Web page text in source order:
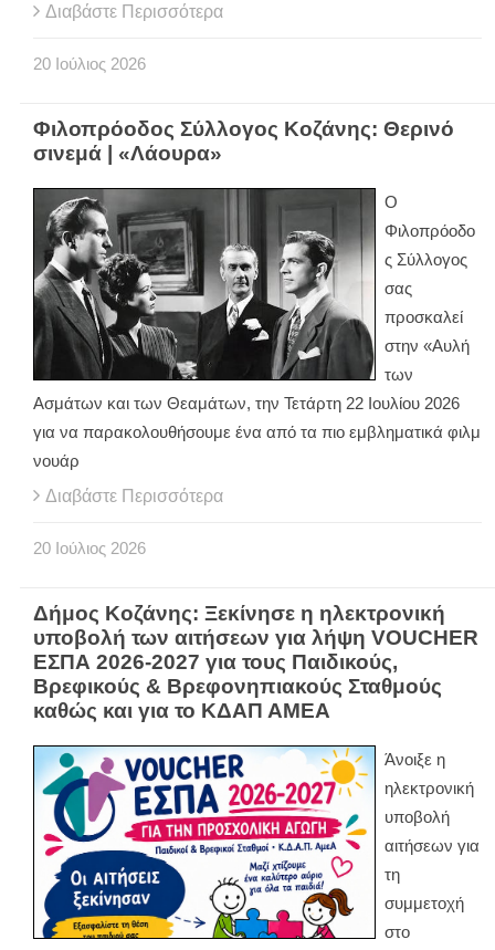
Διαβάστε Περισσότερα
20 Ιούλιος 2026
Φιλοπρόοδος Σύλλογος Κοζάνης: Θερινό
σινεμά | «Λάουρα»
Ο
Φιλοπρόοδο
ς Σύλλογος
σας
προσκαλεί
στην «Αυλή
των
Ασμάτων και των Θεαμάτων, την Τετάρτη 22 Ιουλίου 2026
για να παρακολουθήσουμε ένα από τα πιο εμβληματικά φιλμ
νουάρ
Διαβάστε Περισσότερα
20 Ιούλιος 2026
Δήμος Κοζάνης: Ξεκίνησε η ηλεκτρονική
υποβολή των αιτήσεων για λήψη VOUCHER
ΕΣΠΑ 2026-2027 για τους Παιδικούς,
Βρεφικούς & Βρεφονηπιακούς Σταθμούς
καθώς και για το ΚΔΑΠ ΑΜΕΑ
Άνοιξε η
ηλεκτρονική
υποβολή
αιτήσεων για
τη
συμμετοχή
στο